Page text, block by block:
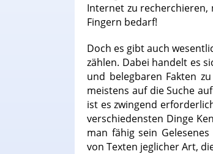
Internet zu recherchieren,
Fingern bedarf!
Doch es gibt auch
zählen. Dabei handelt es
und belegbaren Fakten
meistens auf die Suche
ist es zwingend
verschiedensten Dinge
man fähig sein
von Texten jeglicher Art,